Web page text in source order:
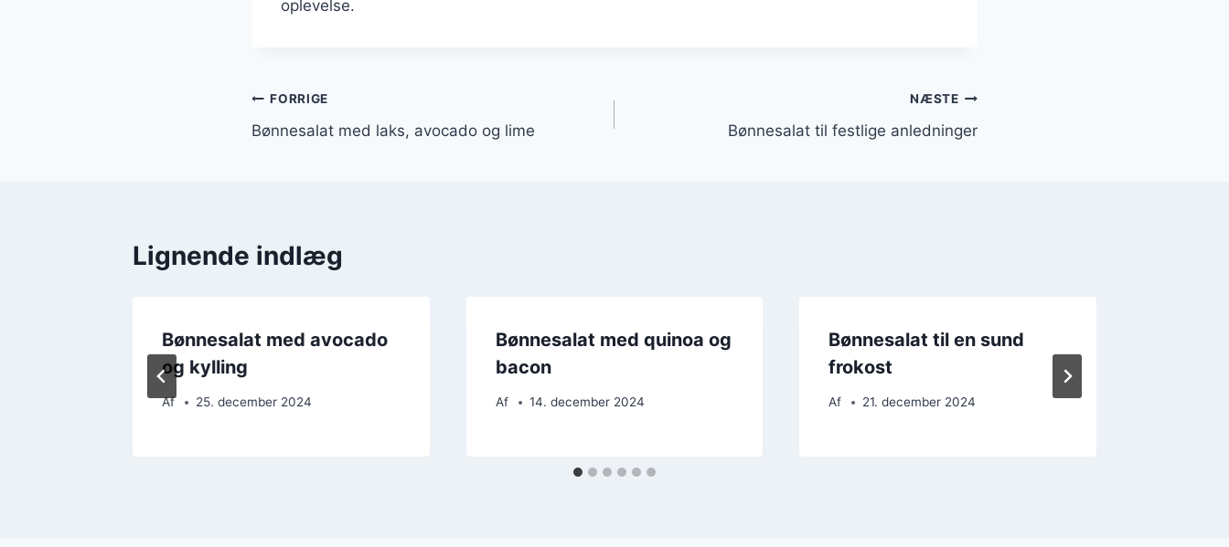
oplevelse.
Indlægsnavigation
FORRIGE
Bønnesalat med laks, avocado og lime
NÆSTE
Bønnesalat til festlige anledninger
Lignende indlæg
Bønnesalat med avocado
og kylling
Af 25. december 2024
Bønnesalat med quinoa og
bacon
Af 14. december 2024
Bønnesalat til en sund
frokost
Af 21. december 2024